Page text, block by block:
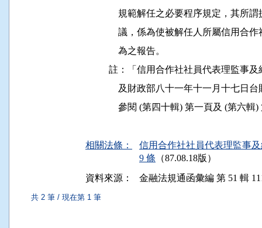
規範解任之必要程序規定，其
議，係為使被解任人所屬信用
              為之報告。
註：「信用合作社社員代表理監
及財政部八十一年十一月十七
參閱 (第四十輯) 第一頁及 (第六
相關法條：
信用合作社社員代表理監事
9 條 （87.08.18版）
資料來源：
金融法規通函彙編 第 51 輯
共 2 筆 / 現在第 1 筆